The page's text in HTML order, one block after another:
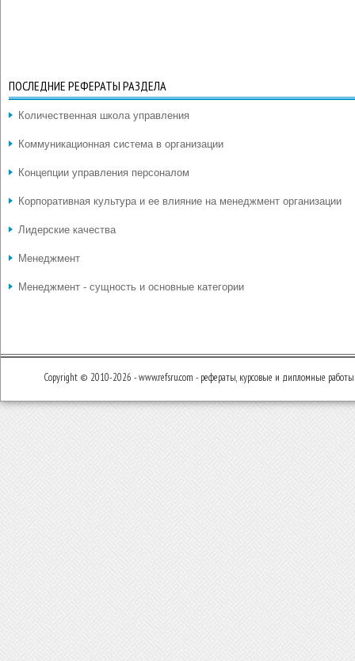
ПОСЛЕДНИЕ РЕФЕРАТЫ РАЗДЕЛА
Количественная школа управления
Коммуникационная система в организации
Концепции управления персоналом
Корпоративная культура и ее влияние на менеджмент организации
Лидерские качества
Менеджмент
Менеджмент - сущность и основные категории
Copyright © 2010-2026 - www.refsru.com - рефераты, курсовые и дипломные работы